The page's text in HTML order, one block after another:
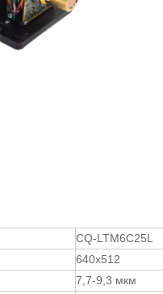
CQ-LTM6C25L
640x512
7,7-9,3 мкм